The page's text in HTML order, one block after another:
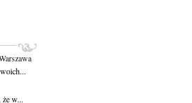
w...